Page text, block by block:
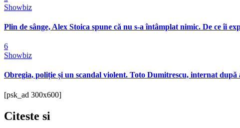
Showbiz
Plin de sânge, Alex Stoica spune că nu s-a întâmplat nimic. De ce îi
6
Showbiz
Obregia, poliție și un scandal violent. Toto Dumitrescu, internat
[psk_ad 300x600]
Citeste si